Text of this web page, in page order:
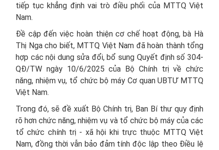
tiếp tục khẳng định vai trò điều phối của MTTQ Việt
Nam.
Đề cập đến việc hoàn thiện cơ chế hoạt động, bà Hà
Thị Nga cho biết, MTTQ Việt Nam đã hoàn thành tổng
hợp các nội dung sửa đổi, bổ sung Quyết định số 304-
QĐ/TW ngày 10/6/2025 của Bộ Chính trị về chức
năng, nhiệm vụ, tổ chức bộ máy Cơ quan UBTƯ MTTQ
Việt Nam.
Trong đó, sẽ đề xuất Bộ Chính trị, Ban Bí thư quy định
rõ hơn chức năng, nhiệm vụ và tổ chức bộ máy của các
tổ chức chính trị - xã hội khi trực thuộc MTTQ Việt
Nam, đồng thời vẫn bảo đảm tính độc lập theo Điều lệ